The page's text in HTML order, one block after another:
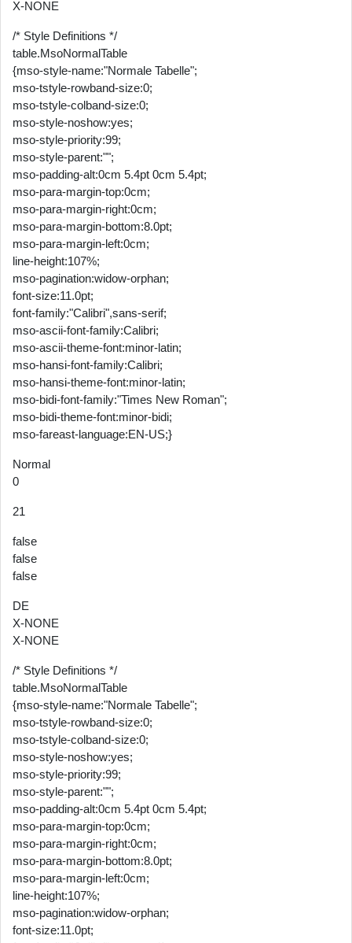
X-NONE
/* Style Definitions */
table.MsoNormalTable
{mso-style-name:"Normale Tabelle";
mso-tstyle-rowband-size:0;
mso-tstyle-colband-size:0;
mso-style-noshow:yes;
mso-style-priority:99;
mso-style-parent:"";
mso-padding-alt:0cm 5.4pt 0cm 5.4pt;
mso-para-margin-top:0cm;
mso-para-margin-right:0cm;
mso-para-margin-bottom:8.0pt;
mso-para-margin-left:0cm;
line-height:107%;
mso-pagination:widow-orphan;
font-size:11.0pt;
font-family:"Calibri",sans-serif;
mso-ascii-font-family:Calibri;
mso-ascii-theme-font:minor-latin;
mso-hansi-font-family:Calibri;
mso-hansi-theme-font:minor-latin;
mso-bidi-font-family:"Times New Roman";
mso-bidi-theme-font:minor-bidi;
mso-fareast-language:EN-US;}
Normal
0
21
false
false
false
DE
X-NONE
X-NONE
/* Style Definitions */
table.MsoNormalTable
{mso-style-name:"Normale Tabelle";
mso-tstyle-rowband-size:0;
mso-tstyle-colband-size:0;
mso-style-noshow:yes;
mso-style-priority:99;
mso-style-parent:"";
mso-padding-alt:0cm 5.4pt 0cm 5.4pt;
mso-para-margin-top:0cm;
mso-para-margin-right:0cm;
mso-para-margin-bottom:8.0pt;
mso-para-margin-left:0cm;
line-height:107%;
mso-pagination:widow-orphan;
font-size:11.0pt;